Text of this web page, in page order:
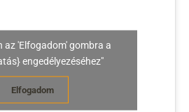
az 'Elfogadom' gombra a
engedélyezéséhez"
Elfogadom